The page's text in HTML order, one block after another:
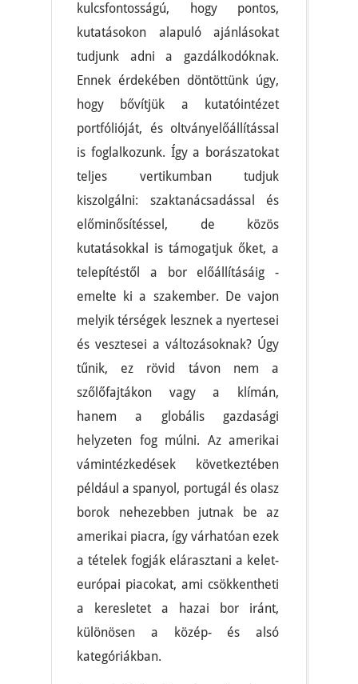
kulcsfontosságú, hogy pontos,
kutatásokon alapuló ajánlásokat
tudjunk adni a gazdálkodóknak.
Ennek érdekében döntöttünk úgy,
hogy bővítjük a kutatóintézet
portfólióját, és oltványelőállítással
is foglalkozunk. Így a borászatokat
teljes vertikumban tudjuk
kiszolgálni: szaktanácsadással és
előminősítéssel, de közös
kutatásokkal is támogatjuk őket, a
telepítéstől a bor előállításáig -
emelte ki a szakember. De vajon
melyik térségek lesznek a nyertesei
és vesztesei a változásoknak? Úgy
tűnik, ez rövid távon nem a
szőlőfajtákon vagy a klímán,
hanem a globális gazdasági
helyzeten fog múlni. Az amerikai
vámintézkedések következtében
például a spanyol, portugál és olasz
borok nehezebben jutnak be az
amerikai piacra, így várhatóan ezek
a tételek fogják elárasztani a kelet-
európai piacokat, ami csökkentheti
a keresletet a hazai bor iránt,
különösen a közép- és alsó
kategóriákban.